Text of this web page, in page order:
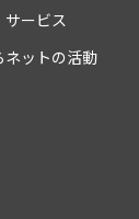
サービス
ネットの活動